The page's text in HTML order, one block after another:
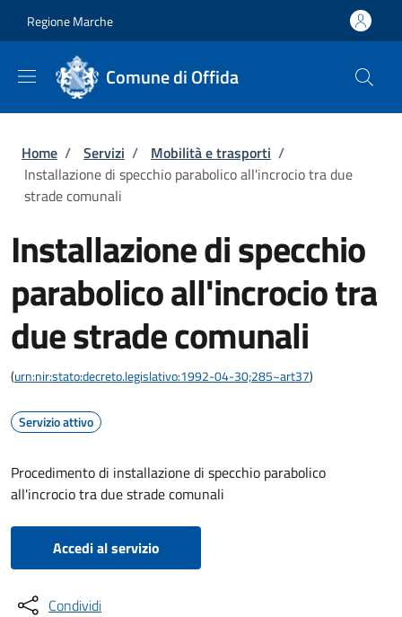
Regione Marche
Comune di Offida
Briciole di pane
Home / Servizi / Mobilità e trasporti /
Installazione di specchio parabolico all'incrocio tra due
strade comunali
Installazione di specchio
parabolico all'incrocio tra
due strade comunali
(urn:nir:stato:decreto.legislativo:1992-04-30;285~art37)
Servizio attivo
Procedimento di installazione di specchio parabolico
all'incrocio tra due strade comunali
Accedi al servizio
Condividi